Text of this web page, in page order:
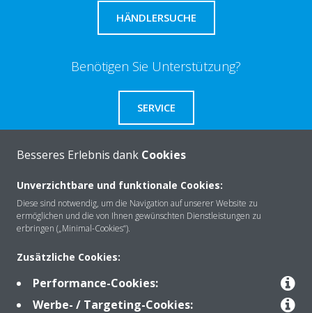
HÄNDLERSUCHE
Benötigen Sie Unterstützung?
SERVICE
Über Daikin
Kontakt
Besseres Erlebnis dank Cookies
Unverzichtbare und funktionale Cookies:
Diese sind notwendig, um die Navigation auf unserer Website zu
ermöglichen und die von Ihnen gewünschten Dienstleistungen zu
erbringen („Minimal-Cookies“).
Zusätzliche Cookies:
Performance-Cookies:
Werbe- / Targeting-Cookies: